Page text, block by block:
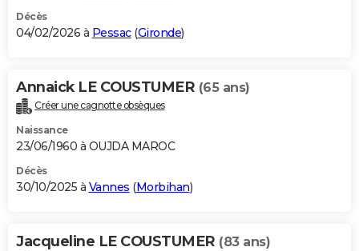
S'inscrire
Se connecter
Lycées
Collèges
Primaires
Universités
Entreprises
Service militaire
Avis de recherche
AVIS DE DÉCÈS
Bricolage
Lifestyle
Culture
Sport
Auto
Television
Voyage
Cinema
Décès
04/02/2026 à Pessac(Gironde)
Annaick LE COUSTUMER (65 ans)
Créer une cagnotte obsèques
Naissance
23/06/1960 à OUJDA MAROC
Décès
30/10/2025 à Vannes (Morbihan)
Jacqueline LE COUSTUMER (83 ans)